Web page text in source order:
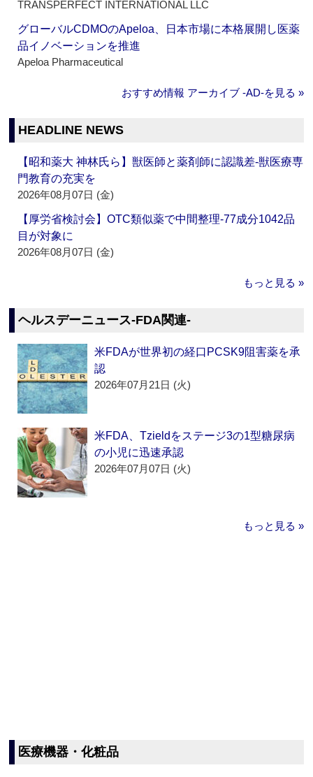
TRANSPERFECT INTERNATIONAL LLC
グローバルCDMOのApeloa、日本市場に本格展開し医薬
品イノベーションを推進
Apeloa Pharmaceutical
おすすめ情報 アーカイブ ‐AD‐を見る »
HEADLINE NEWS
【昭和薬大 神林氏ら】獣医師と薬剤師に認識差‐獣医療専
門教育の充実を
2026年08月07日 (金)
【厚労省検討会】OTC類似薬で中間整理‐77成分1042品
目が対象に
2026年08月07日 (金)
もっと見る »
ヘルスデーニュース‐FDA関連‐
米FDAが世界初の経口PCSK9阻害薬を承
認
2026年07月21日 (火)
米FDA、Tzieldをステージ3の1型糖尿病
の小児に迅速承認
2026年07月07日 (火)
もっと見る »
医療機器・化粧品